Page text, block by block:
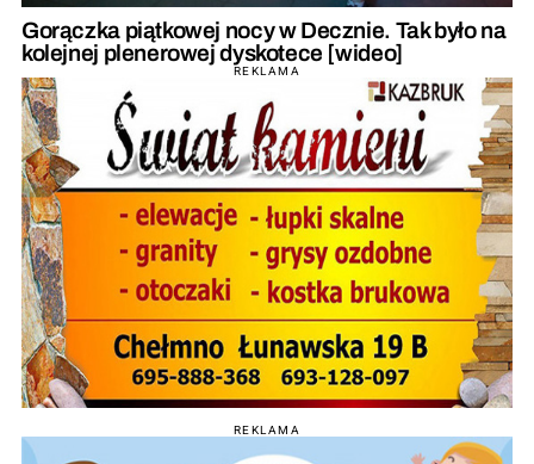
Gorączka piątkowej nocy w Decznie. Tak było na
kolejnej plenerowej dyskotece [wideo]
REKLAMA
REKLAMA